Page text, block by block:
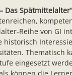
Das Spätmittelalter“
Reihe von GI
historisch
Thematisch
eingesetzt